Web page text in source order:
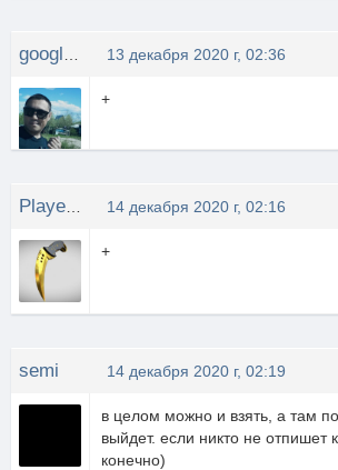
13 декабря 2020 г, 02:36
+
14 декабря 2020 г, 02:16
+
semi 14 декабря 2020 г, 02:19
в целом можно и взять, а там
выйдет. если никто не отпишет
конечно)